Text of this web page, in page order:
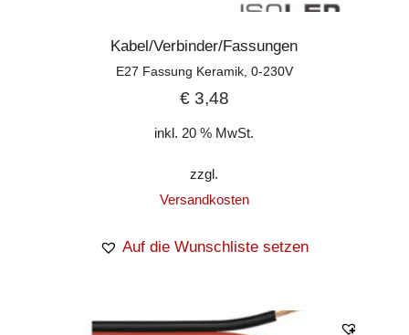
Kabel/Verbinder/Fassungen
E27 Fassung Keramik, 0-230V
€3,48
inkl. 20 % MwSt.
zzgl.
Versandkosten
Auf die Wunschliste setzen